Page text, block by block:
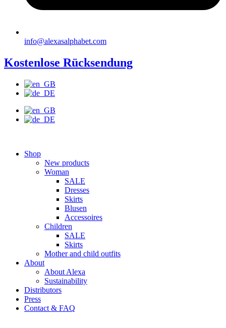
info@alexasalphabet.com
Kostenlose Rücksendung
Shop
New products
Woman
SALE
Dresses
Skirts
Blusen
Accessoires
Children
SALE
Skirts
Mother and child outfits
About
About Alexa
Sustainability
Distributors
Press
Contact & FAQ